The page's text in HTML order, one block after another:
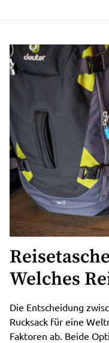
Welches
Weltreise
Die Entscheidung
Rucksack für eine
Faktoren ab. Beide